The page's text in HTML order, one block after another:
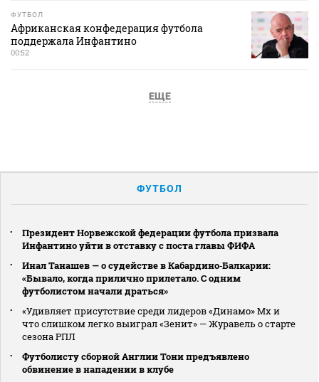
ФУТБОЛ
Африканская конфедерация футбола
поддержала Инфантино
00:52
ЕЩЕ
ФУТБОЛ
Президент Норвежской федерации футбола призвала
Инфантино уйти в отставку с поста главы ФИФА
Инал Танашев — о судействе в Кабардино‑Балкарии:
«Бывало, когда прилично прилетало. С одним
футболистом начали драться»
«Удивляет присутствие среди лидеров «Динамо» Мх и
что слишком легко выиграл «Зенит» — Журавель о старте
сезона РПЛ
Футболисту сборной Англии Тони предъявлено
обвинение в нападении в клубе